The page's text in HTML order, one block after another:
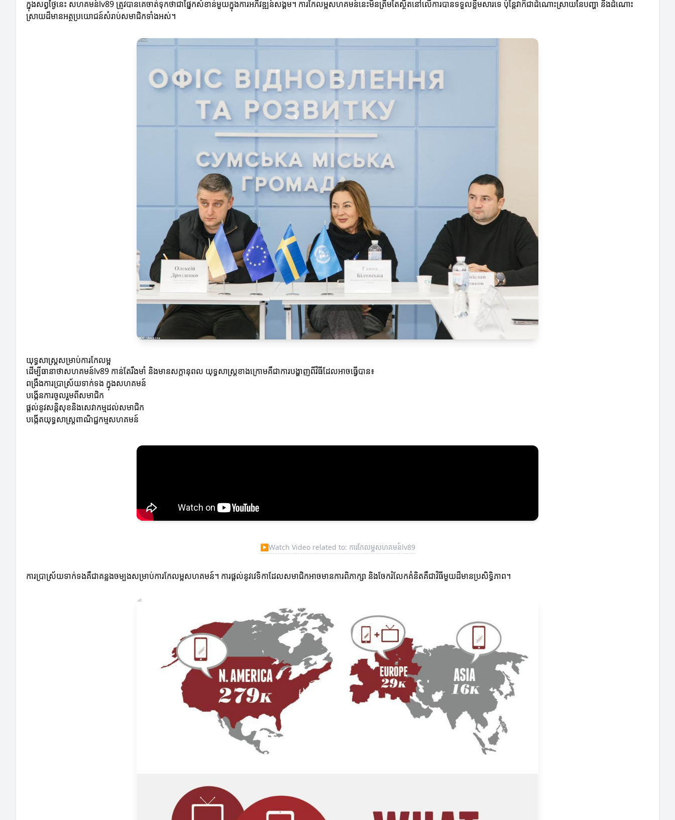
ក្នុងសព្វថ្ងៃនេះ សហគមន៍lv89 ត្រូវបានគេចាត់ទុកថាជាផ្នែកសំខាន់មួយក្នុងការអភិវឌ្ឍន៍សង្គម។ ការកែលម្អសហគមន៍នេះមិនត្រឹមតែស្ថិតនៅលើការបានទទួលខ្លឹមសារទេ ប៉ុន្តែវាក៏ជាដំណោះស្រាយនៃបញ្ហា និងដំណោះ
ស្រាយដ៏មានអត្ថប្រយោជន៍សំរាប់សមាជិកទាំងអស់។
យុទ្ធសាស្ត្រសម្រាប់ការកែលម្អ
ដើម្បីធានាថាសហគមន៍lv89 កាន់តែរឹងមាំ និងមានសក្តានុពល យុទ្ធសាស្ត្រខាងក្រោមគឺជាការបង្ហាញពីវិធីដែលអាចធ្វើបាន៖
ពង្រឹងការប្រាស្រ័យទាក់ទង ក្នុងសហគមន៍
បង្កើនការចូលរួមពីសមាជិក
ផ្តល់នូវសន្ដិសុខនិងសេវាកម្មដល់សមាជិក
បង្កើតយុទ្ធសាស្ត្រពាណិជ្ជកម្មសហគមន៍
▶Watch Video related to: ការកែលម្អសហគមន៍lv89
ការប្រាស្រ័យទាក់ទងគឺជាគន្លងចម្បងសម្រាប់ការកែលម្អសហគមន៍។ ការផ្តល់នូវវេទិកាដែលសមាជិកអាចមានការពិភាក្សា និងចែករំលែកគំនិតគឺជាវិធីមួយដ៏មានប្រសិទ្ធិភាព។